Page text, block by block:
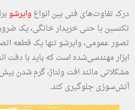
درک تفاوت‌های فنی بین انواع وایرشو
تکنسین یا حتی خریدار خانگی، یک
تصور عمومی، وایرشو تنها یک قطعه
ابزار مهندسی‌شده است که باید با دقت
مشکلاتی مانند افت ولتاژ، گرم شدن
آتش‌سوزی جلوگیری کند.